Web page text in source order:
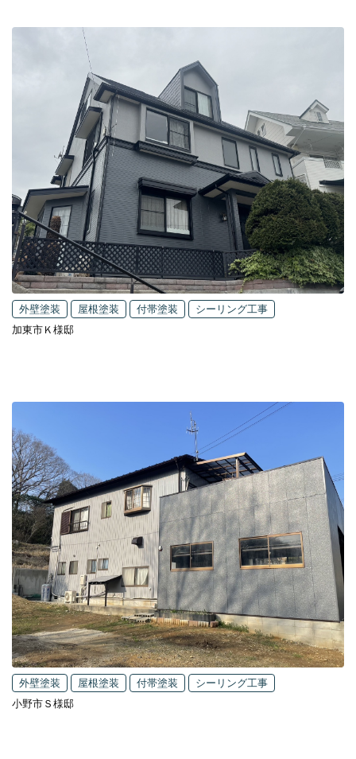
外壁塗装 屋根塗装 付帯塗装
シーリング工事
加東市Ｋ様邸
外壁塗装 屋根塗装 付帯塗装
シーリング工事
小野市Ｓ様邸